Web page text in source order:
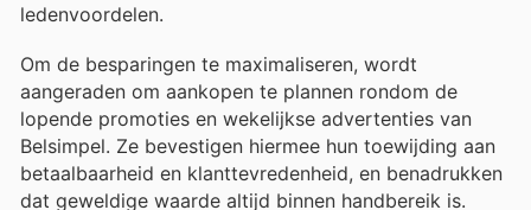
ledenvoordelen.
Om de besparingen te maximaliseren, wordt
aangeraden om aankopen te plannen rondom de
lopende promoties en wekelijkse advertenties van
Belsimpel. Ze bevestigen hiermee hun toewijding aan
betaalbaarheid en klanttevredenheid, en benadrukken
dat geweldige waarde altijd binnen handbereik is.